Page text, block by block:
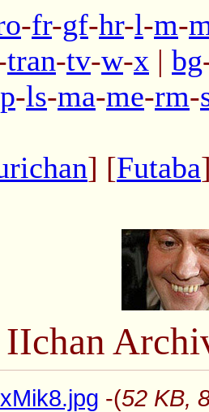
-fr-gf-hr-l-m-
tran-tv-w-x | bg
-ls-ma-me-rm-
] [Futaba
IIchan
-(52 KB,